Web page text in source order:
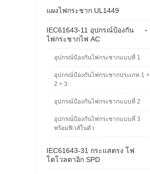
แผงไฟกระชาก UL1449
-
IEC61643-11 อุปกรณ์ป้องกัน
ไฟกระชากไฟ AC
อุปกรณ์ป้องกันไฟกระชากแบบที่ 1
อุปกรณ์ป้องกันไฟกระชากประเภท 1 +
2 + 3
อุปกรณ์ป้องกันไฟกระชากแบบที่ 2
อุปกรณ์ป้องกันไฟกระชากแบบที่ 3
พร้อมฟิวส์ในตัว
IEC61643-31 กระแสตรง โฟ
โตโวลตาอิก SPD